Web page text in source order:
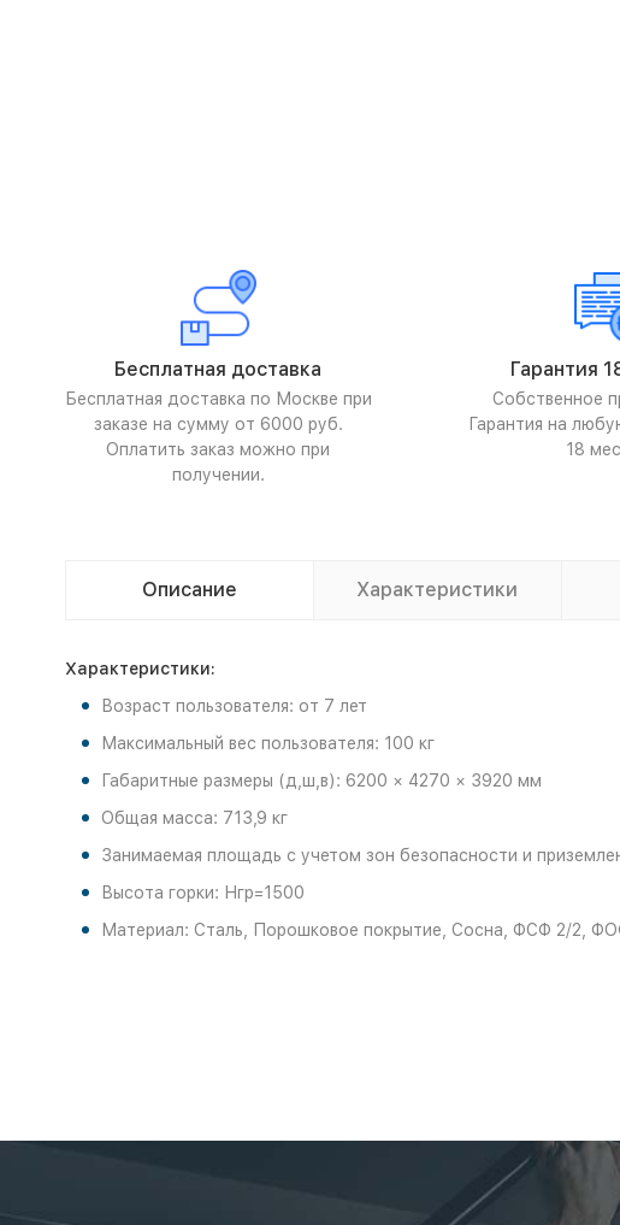
Бесплатная доставка
Бесплатная доставка по Москве при
заказе на сумму от 6000 руб.
Оплатить заказ можно при
получении.
Гарантия
Собственное
Гарантия на
18
Описание Характеристики
Характеристики:
Возраст пользователя: от 7 лет
Максимальный вес пользователя: 100 кг
Габаритные размеры (д,ш,в): 6200 × 4270 × 3920 мм
Общая масса: 713,9 кг
Занимаемая площадь с учетом зон безопасности и
Высота горки: Нгр=1500
Материал: Сталь, Порошковое покрытие, Сосна, ФСФ 2/2,